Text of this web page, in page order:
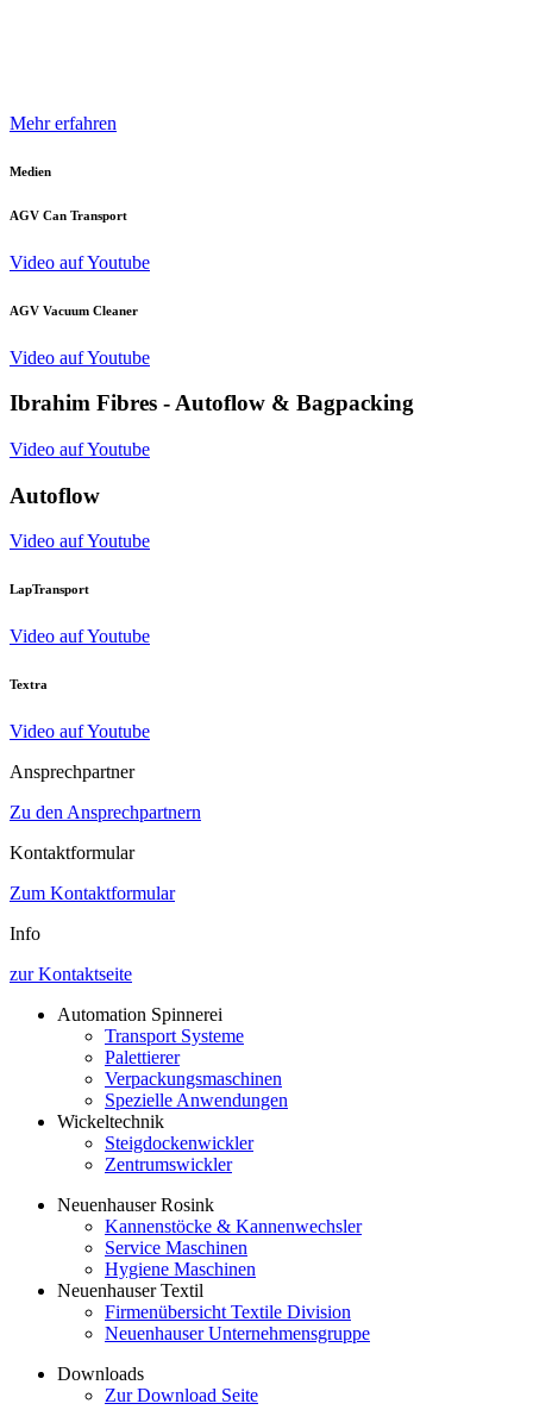
Mehr erfahren
Medien
AGV Can Transport
Video auf Youtube
AGV Vacuum Cleaner
Video auf Youtube
Ibrahim Fibres - Autoflow & Bagpacking
Video auf Youtube
Autoflow
Video auf Youtube
LapTransport
Video auf Youtube
Textra
Video auf Youtube
Ansprechpartner
Zu den Ansprechpartnern
Kontaktformular
Zum Kontaktformular
Info
zur Kontaktseite
Automation Spinnerei
Transport Systeme
Palettierer
Verpackungsmaschinen
Spezielle Anwendungen
Wickeltechnik
Steigdockenwickler
Zentrumswickler
Neuenhauser Rosink
Kannenstöcke & Kannenwechsler
Service Maschinen
Hygiene Maschinen
Neuenhauser Textil
Firmenübersicht Textile Division
Neuenhauser Unternehmensgruppe
Downloads
Zur Download Seite